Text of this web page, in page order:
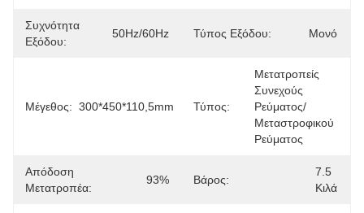
Συχνότητα
Εξόδου:
50Hz/60Hz Τύπος Εξόδου: Μονό
Μέγεθος: 300*450*110,5mm Τύπος:
Μετατροπείς
Συνεχούς
Ρεύματος/
Μεταστροφικού
Ρεύματος
Απόδοση
Μετατροπέα:
93% Βάρος:
7.5
Κιλά